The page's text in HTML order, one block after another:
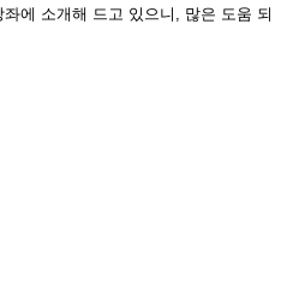
에 소개해 드고 있으니, 많은 도움 되